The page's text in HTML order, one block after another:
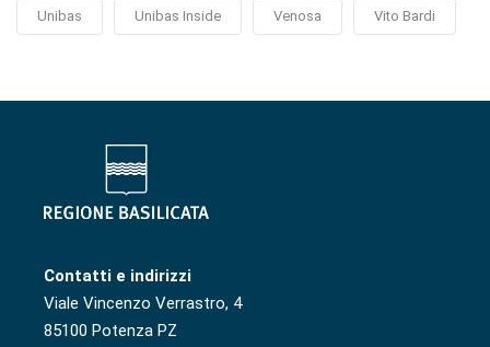
Unibas Unibas Inside Venosa Vito Bardi
Contatti e indirizzi
Viale Vincenzo Verrastro, 4
85100 Potenza PZ